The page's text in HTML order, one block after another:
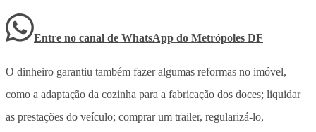
Entre no canal de WhatsApp do Metrópoles DF
O dinheiro garantiu também fazer algumas reformas no imóvel,
como a adaptação da cozinha para a fabricação dos doces; liquidar
as prestações do veículo; comprar um trailer, regularizá-lo,